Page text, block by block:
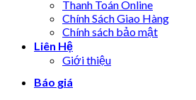
Thanh Toán Online
Chính Sách Giao Hàng
Chính sách bảo mật
Liên Hệ
Giới thiệu
Báo giá